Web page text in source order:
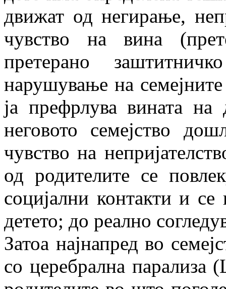
движат од негирање,
чувство на вина
претерано
нарушување на
ја префрлува вината на
неговото семејство
чувство на
од родителите се
социјални контакти и се
детето; до реално
Затоа најнапред во
со церебрална